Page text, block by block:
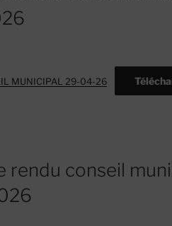
MUNICIPAL 29-04-26
rendu conseil